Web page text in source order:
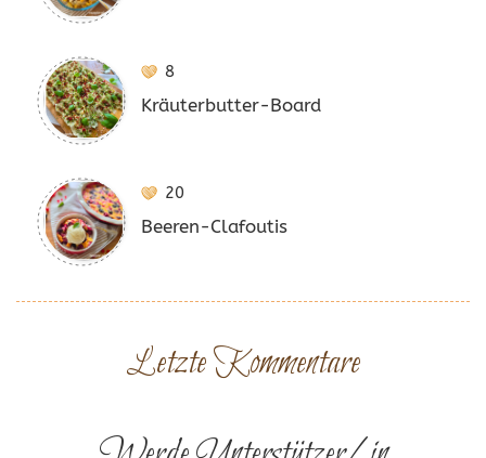
8
Kräuterbutter-Board
20
Beeren-Clafoutis
Letzte Kommentare